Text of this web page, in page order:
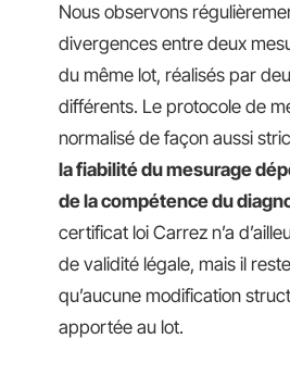
Nous observons
divergences entre deux
du même lot, réalisés par
différents. Le protocole de
normalisé de façon aussi
la fiabilité du mesurage
de la compétence du
certificat loi Carrez n’a
de validité légale, mais il
qu’aucune modification
apportée au lot.